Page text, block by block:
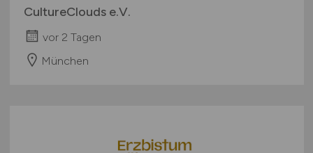
CultureClouds e.V.
vor 2 Tagen
München